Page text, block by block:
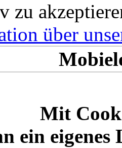
zu
über
Mit
ein